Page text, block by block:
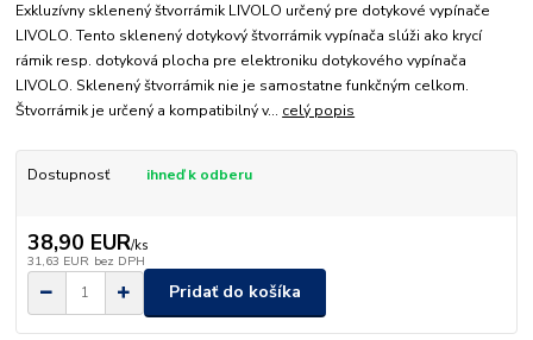
Exkluzívny sklenený štvorrámik LIVOLO určený pre dotykové vypínače
LIVOLO. Tento sklenený dotykový štvorrámik vypínača slúži ako krycí
rámik resp. dotyková plocha pre elektroniku dotykového vypínača
LIVOLO. Sklenený štvorrámik nie je samostatne funkčným celkom.
Štvorrámik je určený a kompatibilný v... celý popis
Dostupnosť ihneď k odberu
38,90 EUR/ks
31,63 EUR bez DPH
Pridať do košíka